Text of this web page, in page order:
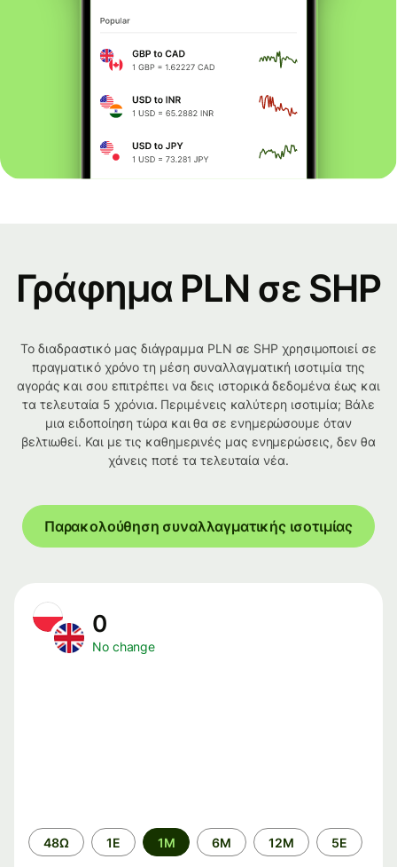
Γράφημα PLN σε SHP
Το διαδραστικό μας διάγραμμα PLN σε SHP χρησιμοποιεί σε
πραγματικό χρόνο τη μέση συναλλαγματική ισοτιμία της
αγοράς και σου επιτρέπει να δεις ιστορικά δεδομένα έως και
τα τελευταία 5 χρόνια. Περιμένεις καλύτερη ισοτιμία; Βάλε
μια ειδοποίηση τώρα και θα σε ενημερώσουμε όταν
βελτιωθεί. Και με τις καθημερινές μας ενημερώσεις, δεν θα
χάνεις ποτέ τα τελευταία νέα.
Παρακολούθηση συναλλαγματικής ισοτιμίας
0
No change
Time
period
48Ω 1Ε 1M 6M 12M 5Ε